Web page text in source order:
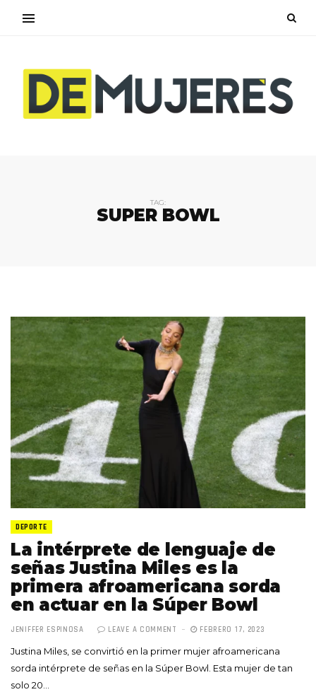
TAG:
SUPER BOWL
DEPORTE
La intérprete de lenguaje de
señas Justina Miles es la
primera afroamericana sorda
en actuar en la Súper Bowl
JENIFFER ESPINOSA LEAVE A COMMENT FEBRERO 17, 2023
Justina Miles, se convirtió en la primer mujer afroamericana
sorda intérprete de señas en la Súper Bowl. Esta mujer de tan
solo 20…